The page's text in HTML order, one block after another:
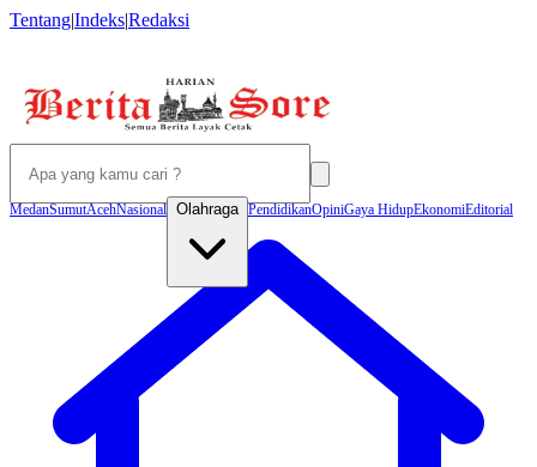
Tentang|Indeks|Redaksi
MedanSumutAcehNasional Olahraga PendidikanOpiniGaya HidupEkonomiEditorial